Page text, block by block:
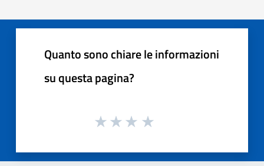
Quanto sono chiare le informazioni
su questa pagina?